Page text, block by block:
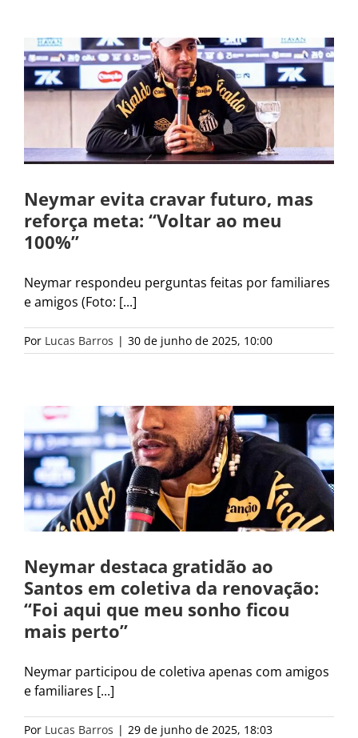
Neymar evita cravar futuro, mas
reforça meta: “Voltar ao meu
100%”
Neymar respondeu perguntas feitas por familiares
e amigos (Foto: [...]
Por Lucas Barros | 30 de junho de 2025, 10:00
Neymar destaca gratidão ao
Santos em coletiva da renovação:
“Foi aqui que meu sonho ficou
mais perto”
Neymar participou de coletiva apenas com amigos
e familiares [...]
Por Lucas Barros | 29 de junho de 2025, 18:03